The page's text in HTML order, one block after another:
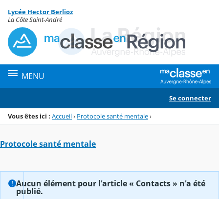
Menu de la rubrique
Contenu
Lycée Hector Berlioz
La Côte Saint-André
MENU
Se connecter
Vous êtes ici : Accueil› Protocole santé mentale›
Protocole santé mentale
Aucun élément pour l'article « Contacts » n'a été
publié.